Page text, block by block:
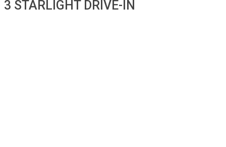
3 STARLIGHT DRIVE-IN